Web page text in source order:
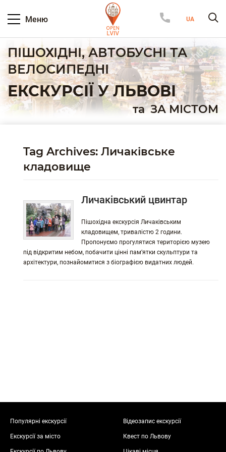
Меню
ПІШОХІДНІ, АВТОБУСНІ ТА
ВЕЛОСИПЕДНІ
ЕКСКУРСІЇ У ЛЬВОВІ
таЗА МІСТОМ
Tag Archives: Личаківське
кладовище
Личаківський цвинтар
Пішохідна екскурсія Личаківським
кладовищем, тривалістю 2 години.
Пропонуємо прогулятися територією музею
під відкритим небом, побачити цінні пам’ятки скульптури та
архітектури, познайомитися з біографією видатних людей.
Популярні екскурсії
Екскурсії за місто
Відеозапис екскурсії
Квест по Львову